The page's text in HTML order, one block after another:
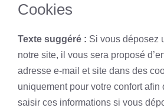
Cookies
Texte suggéré : Si vous déposez
notre site, il vous sera proposé
adresse e-mail et site dans des
uniquement pour votre confort afin
saisir ces informations si vous